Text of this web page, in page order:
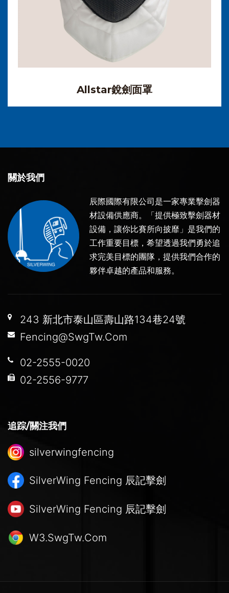
Allstar銳劍面罩
關於我們
辰際國際有限公司是一家專業擊劍器
材設備供應商。「提供極致擊劍器材
設備，讓你比賽所向披靡」是我們的
工作重要目標，希望透過我們勇於追
求完美目標的團隊，提供我們合作的
夥伴卓越的產品和服務。
243 新北市泰山區壽山路134巷24號
Fencing@SwgTw.Com
02-2555-0020
02-2556-9777
追踪/關注我們
silverwingfencing
SilverWing Fencing 辰記擊劍
SilverWing Fencing 辰記擊劍
W3.SwgTw.Com